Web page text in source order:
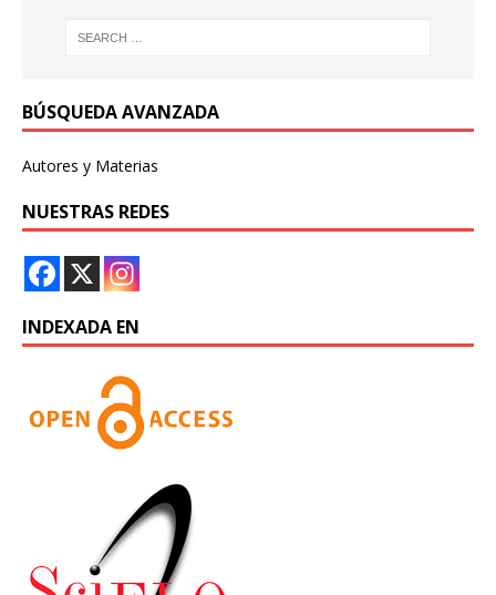
BÚSQUEDA AVANZADA
Autores y Materias
NUESTRAS REDES
INDEXADA EN